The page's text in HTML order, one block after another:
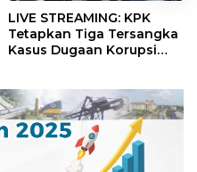
LIVE STREAMING: KPK
Tetapkan Tiga Tersangka
Kasus Dugaan Korupsi